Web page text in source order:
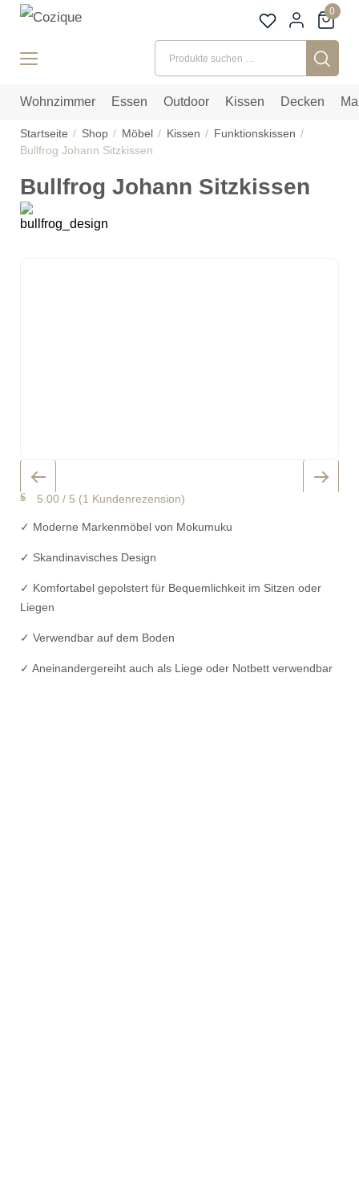
0
Suchen nach:
Wohnzimmer Essen Outdoor Kissen Decken
Startseite Shop Möbel Kissen
Funktionskissen
Bullfrog Johann Sitzkissen
Bullfrog Johann Sitzkissen
5.00 / 5 (1 Kundenrezension)
✓ Moderne Markenmöbel von Mokumuku
✓ Skandinavisches Design
✓ Komfortabel gepolstert für Bequemlichkeit im Sitzen oder
Liegen
✓ Verwendbar auf dem Boden
✓ Aneinandergereiht auch als Liege oder Notbett verwendbar